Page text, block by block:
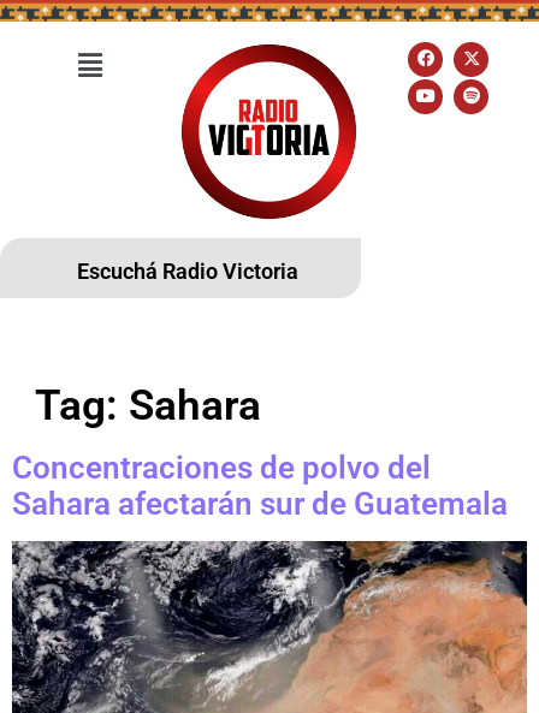
Escuchá Radio Victoria
Tag: Sahara
Concentraciones de polvo del
Sahara afectarán sur de Guatemala